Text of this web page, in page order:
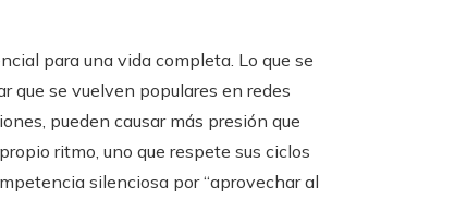
para una vida completa. Lo que se
que se vuelven populares en redes
pueden causar más presión que
ritmo, uno que respete sus ciclos
silenciosa por “aprovechar al